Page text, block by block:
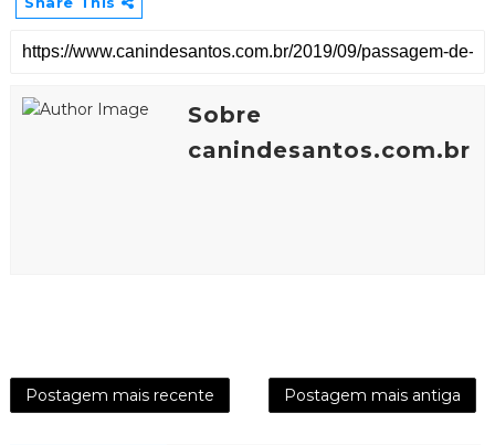
Sobre
canindesantos.com.br
Postagem mais recente Postagem mais antiga